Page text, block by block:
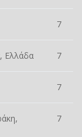
7
Ελλάδα 7
7
7